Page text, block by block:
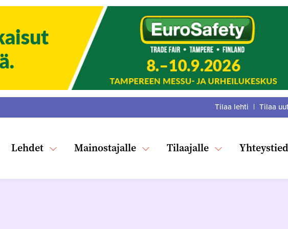
Lehdet Mainostajalle Tilaajalle
Tilaa lehti | Tilaa
:Facebook
Twitter